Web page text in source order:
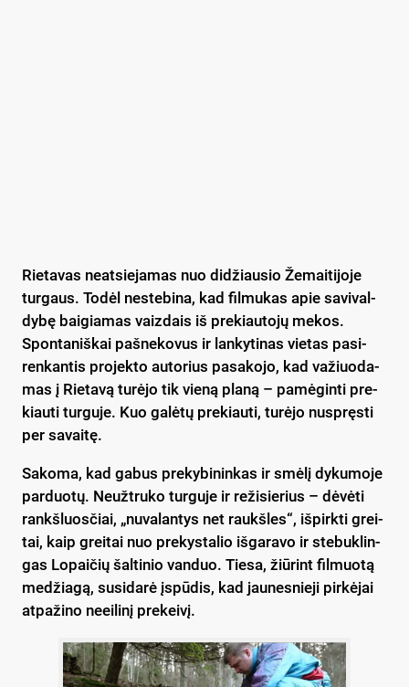
Rie­ta­vas neat­sie­ja­mas nuo di­džiau­sio Že­mai­ti­jo­je
tur­gaus. To­dėl ne­ste­bi­na, kad fil­mu­kas apie sa­vi­val­
dy­bę bai­gia­mas vaiz­dais iš pre­kiau­to­jų me­kos.
Spon­ta­niš­kai pa­šne­ko­vus ir lan­ky­ti­nas vie­tas pa­si­
ren­kan­tis pro­jek­to au­to­rius pa­sa­ko­jo, kad va­žiuo­da­
mas į Rie­ta­vą tu­rė­jo tik vie­ną pla­ną – pa­mė­gin­ti pre­
kiau­ti tur­gu­je. Kuo ga­lė­tų pre­kiau­ti, tu­rė­jo nu­spręs­ti
per sa­vai­tę.
Sa­ko­ma, kad ga­bus pre­ky­bi­nin­kas ir smė­lį dy­ku­mo­je
par­duo­tų. Neužt­ru­ko tur­gu­je ir re­ži­sie­rius – dė­vė­ti
rankš­luos­čiai, „nu­va­lan­tys net raukš­les“, iš­pirk­ti grei­
tai, kaip grei­tai nuo pre­kys­ta­lio iš­ga­ra­vo ir ste­buk­lin­
gas Lo­pai­čių šal­ti­nio van­duo. Tie­sa, žiū­rint fil­muo­tą
me­džia­gą, su­si­da­rė įspū­dis, kad jau­nes­nie­ji pir­kė­jai
at­pa­ži­no neei­li­nį pre­kei­vį.